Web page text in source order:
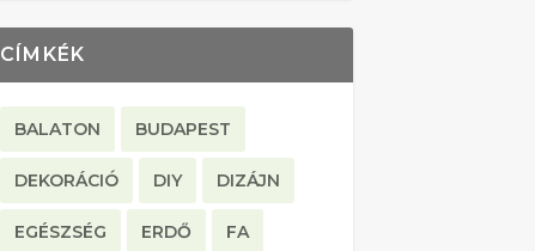
CÍMKÉK
BALATON BUDAPEST
DEKORÁCIÓ DIY DIZÁJN
EGÉSZSÉG ERDŐ FA